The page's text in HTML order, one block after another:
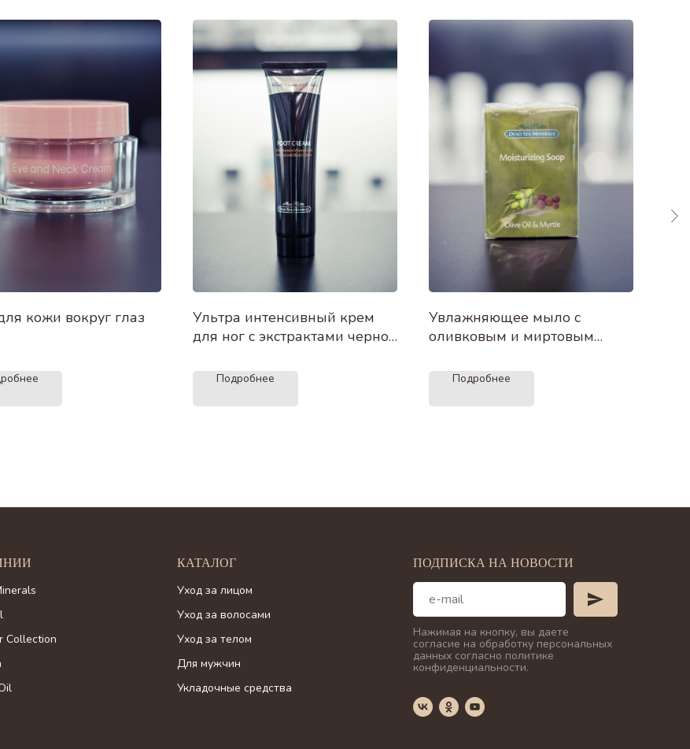
кожи вокруг глаз
Ультра интенсивный крем
для ног с экстрактами черной
Подробнее
Увлажняющее мыло с
оливковым и миртовым
Подробнее
Collection
КАТАЛОГ
Уход за лицом
Уход за волосами
Уход за телом
Для мужчин
Укладочные средства
ПОДПИСКА НА НОВОСТИ
Нажимая на кнопку, вы даете
согласие на обработку персональных
данных согласно политике
конфиденциальности.